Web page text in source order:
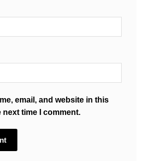
email, and website in this
next time I comment.